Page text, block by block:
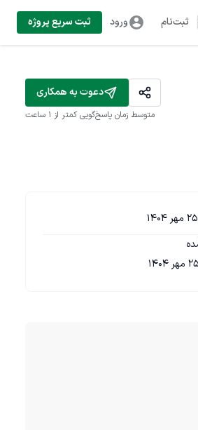
ثبت‌نام ورود ثبت سریع پروژه
دعوت به همکاری
متوسط زمان پاسخ‌گویی کمتر از 1 ساعت